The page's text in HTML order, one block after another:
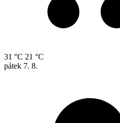
31 °C 21 °C
pátek 7. 8.